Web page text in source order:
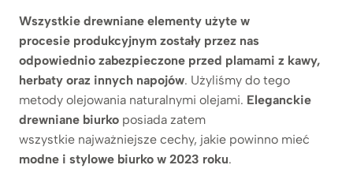
Wszystkie drewniane elementy użyte w
procesie produkcyjnym zostały przez nas
odpowiednio zabezpieczone przed plamami z kawy,
herbaty oraz innych napojów. Użyliśmy do tego
metody olejowania naturalnymi olejami. Eleganckie
drewniane biurko posiada zatem
wszystkie najważniejsze cechy, jakie powinno mieć
modne i stylowe biurko w 2023 roku.